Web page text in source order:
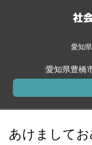
愛知
愛知県豊橋
あけましてお